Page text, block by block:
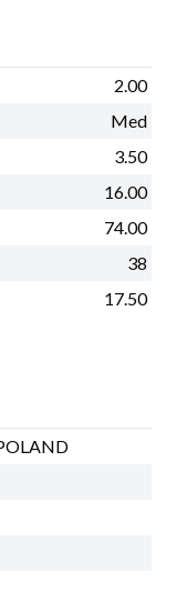
2.00
Med
3.50
16.00
74.00
38
17.50